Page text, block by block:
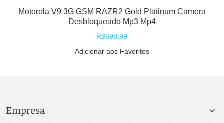
Motorola V9 3G GSM RAZR2 Gold Platinum Camera
Desbloqueado Mp3 Mp4
R$598,99
Adicionar aos Favoritos
Empresa